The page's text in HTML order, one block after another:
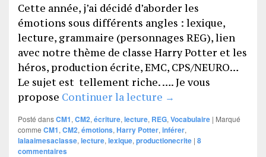
Cette année, j’ai décidé d’aborder les
émotions sous différents angles : lexique,
lecture, grammaire (personnages REG), lien
avec notre thème de classe Harry Potter et les
héros, production écrite, EMC, CPS/NEURO…
Le sujet est tellement riche. …. Je vous
propose Continuer la lecture Les émotions
→
Posté dansCM1, CM2, écriture, lecture, REG, Vocabulaire | Marqué
comme CM1, CM2, émotions, Harry Potter, inférer,
lalaaimesaclasse, lecture, lexique, productionecrite | 8
commentaires